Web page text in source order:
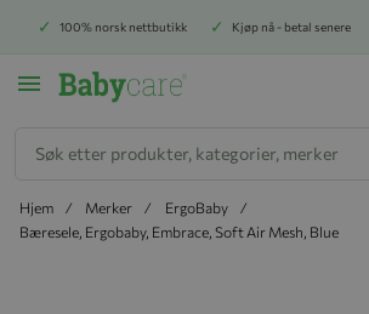
100% norsk nettbutikk Kjøp nå - betal senere
Hjem Merker
ErgoBaby
Bæresele, Ergobaby, Embrace, Soft Air Mesh, Blue